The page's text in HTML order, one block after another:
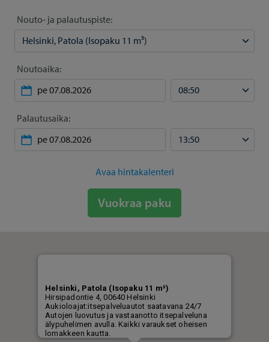
Nouto- ja palautuspiste:
Noutoaika:
Palautusaika:
Avaa hintakalenteri
Vuokraa paku